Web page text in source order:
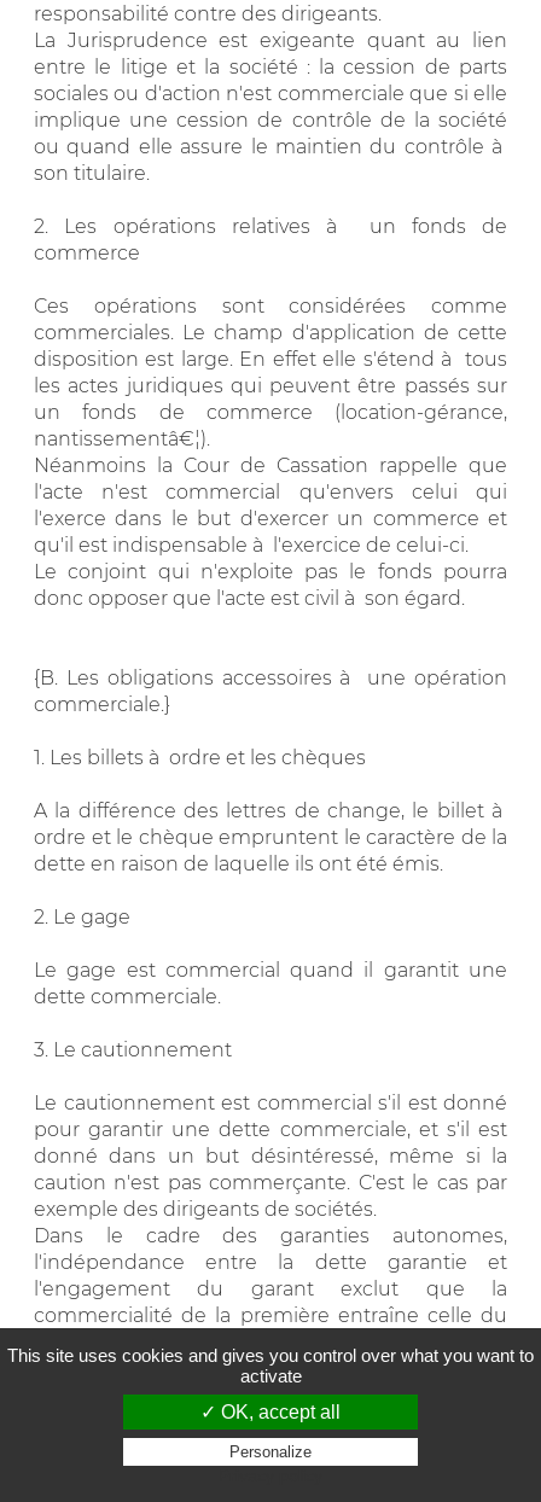
responsabilité contre des dirigeants.
La Jurisprudence est exigeante quant au lien
entre le litige et la société : la cession de parts
sociales ou d'action n'est commerciale que si elle
implique une cession de contrôle de la société
ou quand elle assure le maintien du contrôle à
son titulaire.
2. Les opérations relatives à un fonds de
commerce
Ces opérations sont considérées comme
commerciales. Le champ d'application de cette
disposition est large. En effet elle s'étend à tous
les actes juridiques qui peuvent être passés sur
un fonds de commerce (location-gérance,
nantissementâ€¦).
Néanmoins la Cour de Cassation rappelle que
l'acte n'est commercial qu'envers celui qui
l'exerce dans le but d'exercer un commerce et
qu'il est indispensable à l'exercice de celui-ci.
Le conjoint qui n'exploite pas le fonds pourra
donc opposer que l'acte est civil à son égard.
{B. Les obligations accessoires à une opération
commerciale.}
1. Les billets à ordre et les chèques
A la différence des lettres de change, le billet à
ordre et le chèque empruntent le caractère de la
dette en raison de laquelle ils ont été émis.
2. Le gage
Le gage est commercial quand il garantit une
dette commerciale.
3. Le cautionnement
Le cautionnement est commercial s'il est donné
pour garantir une dette commerciale, et s'il est
donné dans un but désintéressé, même si la
caution n'est pas commerçante. C'est le cas par
exemple des dirigeants de sociétés.
Dans le cadre des garanties autonomes,
l'indépendance entre la dette garantie et
l'engagement du garant exclut que la
commercialité de la première entraîne celle du
{{Â§3. L'accessoire civil}}
This site uses cookies and gives you control over what you want to
activate
✓ OK, accept all
Personalize